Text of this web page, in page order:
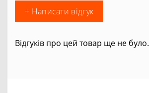
+ Написати відгук
Відгуків про цей товар ще не було.